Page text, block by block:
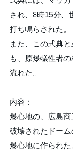
され、8時15分、
打ち鳴らされた。
また、この式典
も、原爆犠性者
流れた。
内容：
爆心地の、広島商
破壊されたドーム
爆心地に作られた